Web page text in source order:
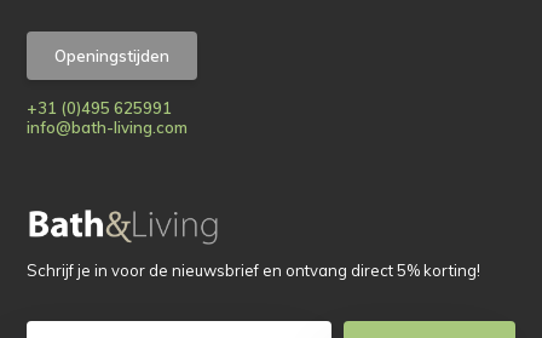
Openingstijden
+31 (0)495 625991
info@bath-living.com
Schrijf je in voor de nieuwsbrief en ontvang direct 5% korting!